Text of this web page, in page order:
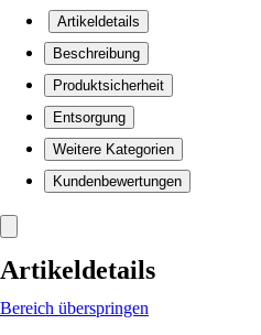
Artikeldetails
Beschreibung
Produktsicherheit
Entsorgung
Weitere Kategorien
Kundenbewertungen
Artikeldetails
Bereich überspringen